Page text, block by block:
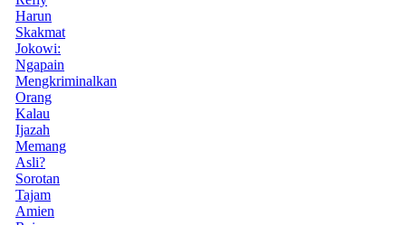
Harun
Skakmat
Jokowi:
Ngapain
Mengkriminalkan
Orang
Kalau
Ijazah
Memang
Asli?
Sorotan
Tajam
Amien